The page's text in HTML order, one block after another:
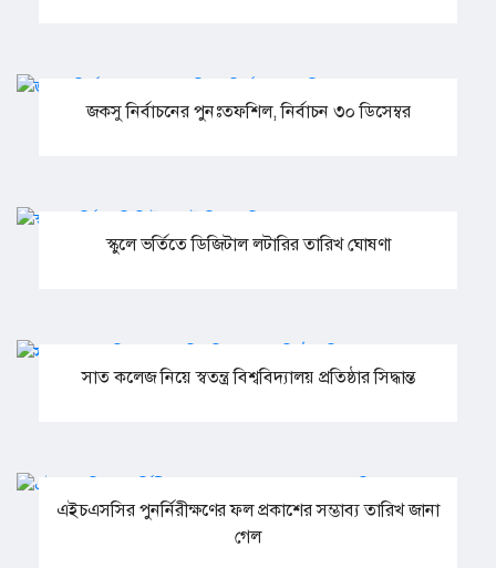
জকসু নির্বাচনের পুনঃতফশিল, নির্বাচন ৩০ ডিসেম্বর
স্কুলে ভর্তিতে ডিজিটাল লটারির তারিখ ঘোষণা
সাত কলেজ নিয়ে স্বতন্ত্র বিশ্ববিদ্যালয় প্রতিষ্ঠার সিদ্ধান্ত
এইচএসসির পুনর্নিরীক্ষণের ফল প্রকাশের সম্ভাব্য তারিখ জানা
গেল